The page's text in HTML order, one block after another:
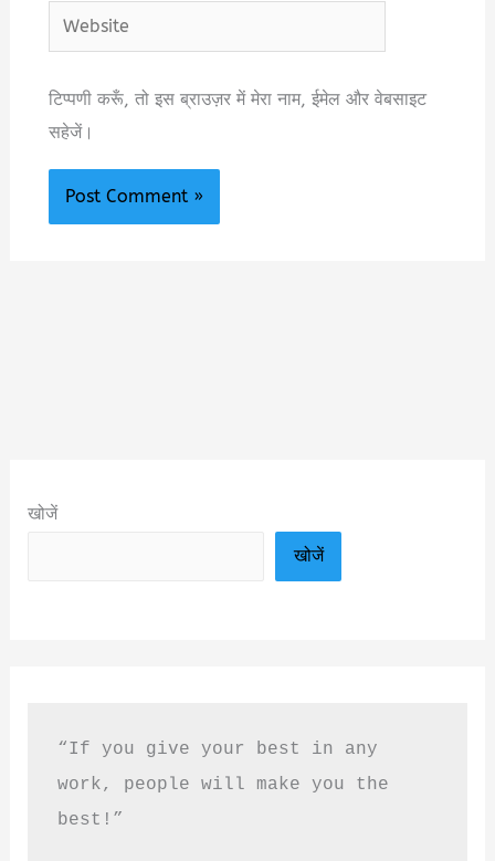
Website
टिप्पणी करूँ, तो इस ब्राउज़र में मेरा नाम, ईमेल और वेबसाइट
सहेजें।
खोजें
खोजें
“If you give your best in any
work, people will make you the
best!”